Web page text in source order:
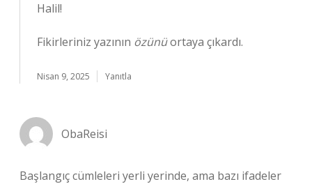
Halil!
Fikirleriniz yazının özünüortaya çıkardı.
Nisan 9, 2025 Yanıtla
ObaReisi
Başlangıç cümleleri yerli yerinde, ama bazı ifadeler